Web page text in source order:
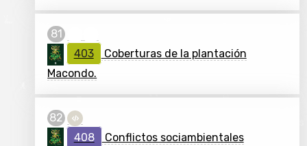
403
Coberturas de la plantación
Macondo.
408
Conflictos sociambientales